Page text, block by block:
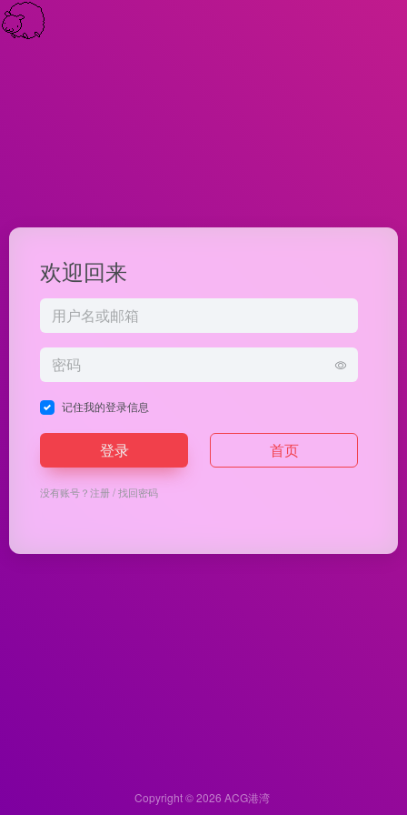
欢迎回来
记住我的登录信息
登录 首页
没有账号？注册/找回密码
Copyright © 2026 ACG港湾